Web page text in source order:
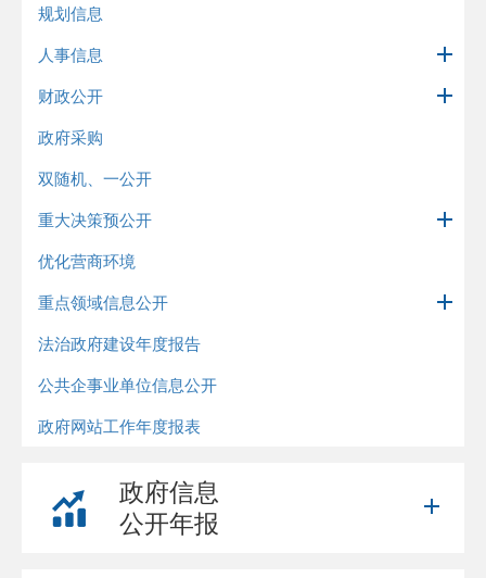
规划信息
人事信息
财政公开
政府采购
双随机、一公开
重大决策预公开
优化营商环境
重点领域信息公开
法治政府建设年度报告
公共企事业单位信息公开
政府网站工作年度报表
政府信息
公开年报